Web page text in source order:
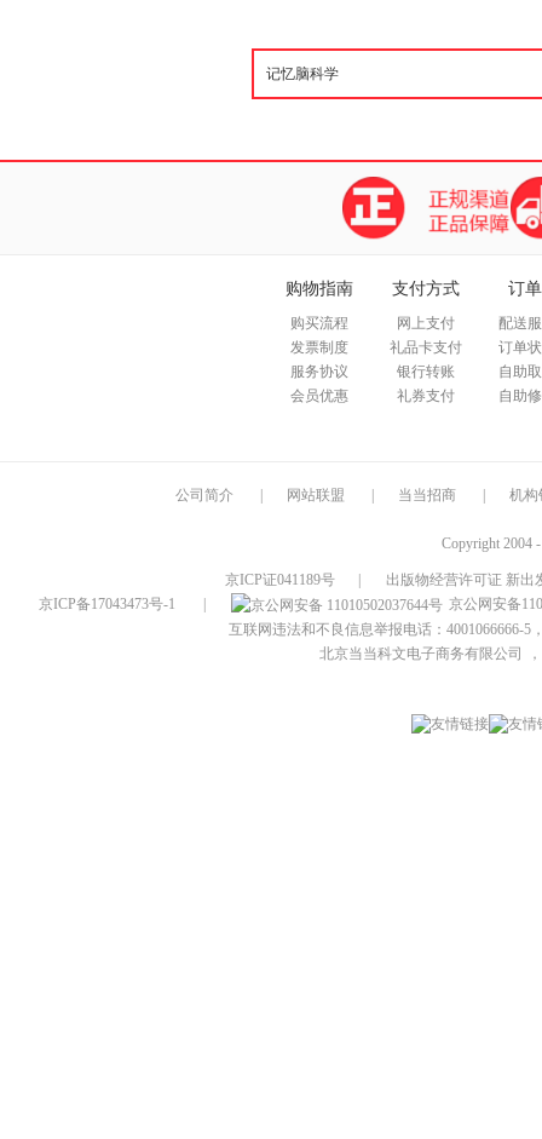
购物指南
购买流程
发票制度
服务协议
会员优惠
支付方式
网上支付
礼品卡支付
银行转账
礼券支付
订
配送
订单
自助
自助
公司简介 网站联盟 当当招商 机构
Copyright 2004
京ICP证041189号
出版物经营许可证 新出
京ICP备17043473号-1
京公网安备
互联网违法和不良信息举报电话：4001066666-5
北京当当科文电子商务有限公司